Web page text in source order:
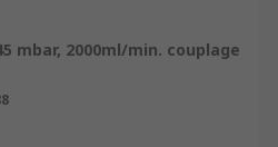
mbar, 2000ml/min. couplage